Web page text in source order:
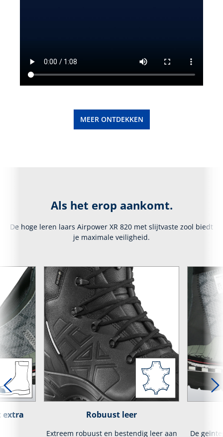
MEER ONTDEKKEN
Als het erop aankomt.
De hoge leren laars Airpower XR 820 met slijtvaste zool biedt
je maximale veiligheid.
extra Robuust leer
Extreem robuust en bestendig leer aan De